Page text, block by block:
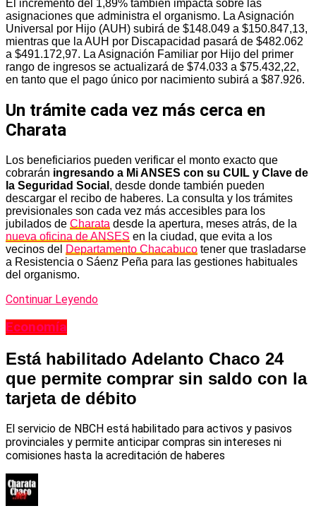
El incremento del 1,89% también impacta sobre las
asignaciones que administra el organismo. La Asignación
Universal por Hijo (AUH) subirá de $148.049 a $150.847,13,
mientras que la AUH por Discapacidad pasará de $482.062
a $491.172,97. La Asignación Familiar por Hijo del primer
rango de ingresos se actualizará de $74.033 a $75.432,22,
en tanto que el pago único por nacimiento subirá a $87.926.
Un trámite cada vez más cerca en
Charata
Los beneficiarios pueden verificar el monto exacto que
cobrarán ingresando a Mi ANSES con su CUIL y Clave de
la Seguridad Social , desde donde también pueden
descargar el recibo de haberes. La consulta y los trámites
previsionales son cada vez más accesibles para los
jubilados de Charata desde la apertura, meses atrás, de la
nueva oficina de ANSES en la ciudad, que evita a los
vecinos del Departamento Chacabuco tener que trasladarse
a Resistencia o Sáenz Peña para las gestiones habituales
del organismo.
Continuar Leyendo
Economía
Está habilitado Adelanto Chaco 24
que permite comprar sin saldo con la
tarjeta de débito
El servicio de NBCH está habilitado para activos y pasivos
provinciales y permite anticipar compras sin intereses ni
comisiones hasta la acreditación de haberes